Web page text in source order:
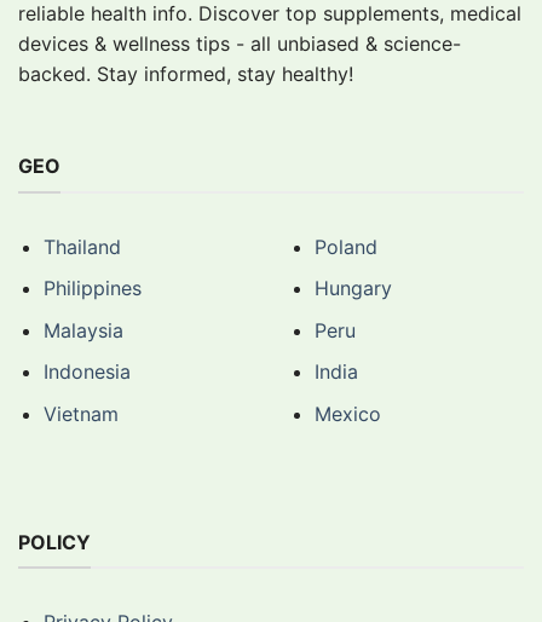
reliable health info. Discover top supplements, medical
devices & wellness tips - all unbiased & science-
backed. Stay informed, stay healthy!
GEO
Thailand
Philippines
Malaysia
Indonesia
Vietnam
Poland
Hungary
Peru
India
Mexico
POLICY